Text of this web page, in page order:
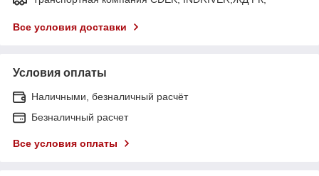
Все условия доставки
Условия оплаты
Наличными, безналичный расчёт
Безналичный расчет
Все условия оплаты